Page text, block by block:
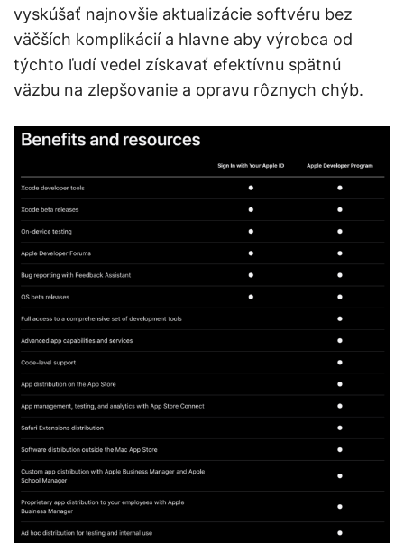
vyskúšať najnovšie aktualizácie softvéru bez
väčších komplikácií a hlavne aby výrobca od
týchto ľudí vedel získavať efektívnu spätnú
väzbu na zlepšovanie a opravu rôznych chýb.